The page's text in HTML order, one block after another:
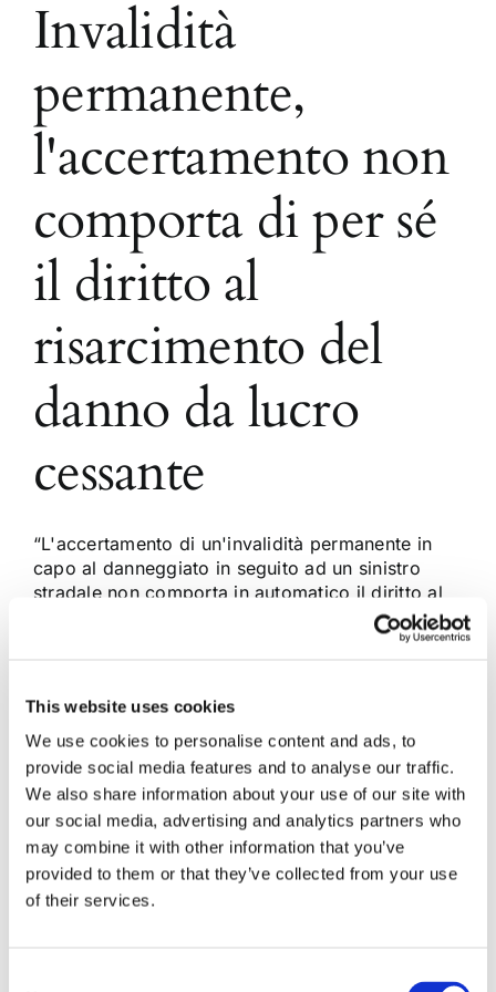
This website uses cookies
We use cookies to personalise content and ads, to
provide social media features and to analyse our traffic.
We also share information about your use of our site with
our social media, advertising and analytics partners who
may combine it with other information that you’ve
provided to them or that they’ve collected from your use
of their services.
Invalidità
permanente,
l'accertamento non
comporta di per sé
il diritto al
risarcimento del
danno da lucro
cessante
“L'accertamento di un'invalidità permanente in
capo al danneggiato in seguito ad un sinistro
stradale non comporta in automatico il diritto al
risarcimento del danno patrimoniale da lucro
cessante per menomazione della capacità di
22 Aprile 2018 | Articoli,Diritto civile,Elio Pino | 0
Commenti
Continua a leggere